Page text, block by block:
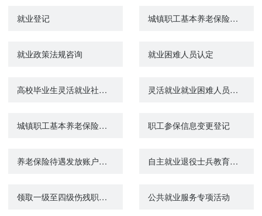
就业登记 城镇职工基本养老保险与城乡居民基本养老保险制度衔接申请
就业政策法规咨询 就业困难人员认定
高校毕业生灵活就业社会保险补贴申领 灵活就业就业困难人员社会保险补贴
城镇职工基本养老保险关系转移接续申请 职工参保信息变更登记
养老保险待遇发放账户维护申请（城镇企业职工基本养老保险） 自主就业退役士兵教育培训和就业创业政策咨询
领取一级至四级伤残职工工伤保险长期待遇资格认证 公共就业服务专项活动